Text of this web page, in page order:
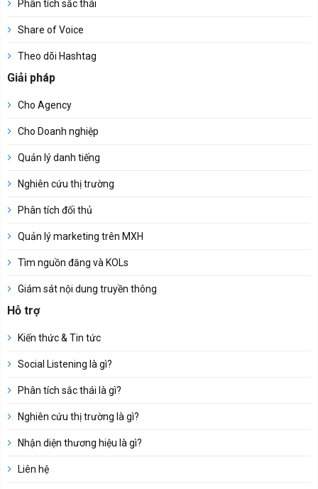
Phân tích sắc thái
Share of Voice
Theo dõi Hashtag
Giải pháp
Cho Agency
Cho Doanh nghiệp
Quản lý danh tiếng
Nghiên cứu thị trường
Phân tích đối thủ
Quản lý marketing trên MXH
Tìm nguồn đăng và KOLs
Giám sát nội dung truyền thông
Hỗ trợ
Kiến thức & Tin tức
Social Listening là gì?
Phân tích sắc thái là gì?
Nghiên cứu thị trường là gì?
Nhận diện thương hiệu là gì?
Liên hệ